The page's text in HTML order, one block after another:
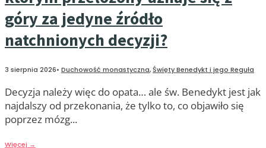
góry za jedyne źródło
natchnionych decyzji?
3 sierpnia 2026• Duchowość monastyczna,Święty Benedykt i jego Reguła
Decyzja należy więc do opata… ale św. Benedykt jest jak
najdalszy od przekonania, że tylko to, co objawiło się
poprzez mózg...
Więcej →